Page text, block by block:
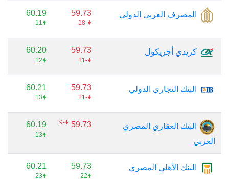
المصرف العربى الدولى 59.73
🠟-18
60.19
🠝11
كريدي أجريكول 59.73
🠟-11
60.20
🠝12
البنك التجاري الدولي 59.73
🠟-11
60.21
🠝13
البنك العقاري المصري
العربي
59.73
🠟-9
60.19
🠝13
البنك الأهلي المصري 59.73
🠝22
60.21
🠝23